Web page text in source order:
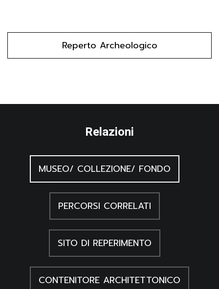
Reperto Archeologico
Relazioni
MUSEO/ COLLEZIONE/ FONDO
PERCORSI CORRELATI
SITO DI REPERIMENTO
CONTENITORE ARCHITETTONICO